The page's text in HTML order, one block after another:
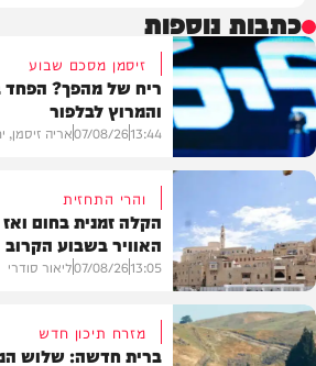
כתבות נוספות
פוליטי
זיסמן מסכם שבוע
ריח של מהפך? הפחד
והמרוץ לבלפור
13:44
07/08/26אריה זיסמן,
והרי התחזית
הקלה זמנית בחום
האוויר בשבוע הקרוב
13:05
07/08/26ליאור סודרי
מזרח תיכון חדש
ברית חדשה: שלוש